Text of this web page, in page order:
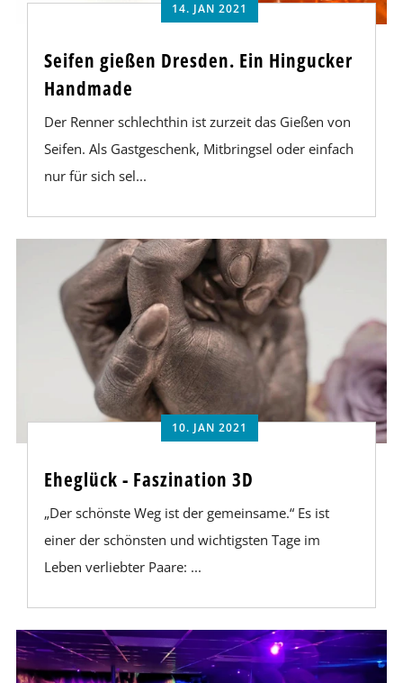
14. JAN 2021
Seifen gießen Dresden. Ein Hingucker
Handmade
Der Renner schlechthin ist zurzeit das Gießen von
Seifen. Als Gastgeschenk, Mitbringsel oder einfach
nur für sich sel...
10. JAN 2021
Eheglück - Faszination 3D
„Der schönste Weg ist der gemeinsame.“ Es ist
einer der schönsten und wichtigsten Tage im
Leben verliebter Paare: ...